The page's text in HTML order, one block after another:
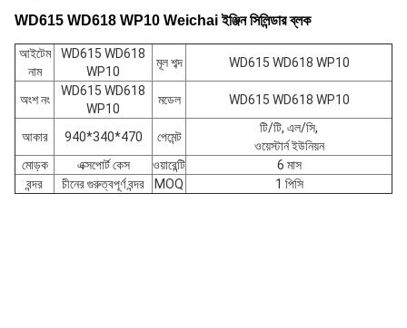
WD615 WD618 WP10 Weichai ইঞ্জিন সিলিন্ডার ব্লক
আইটেম
নাম
WD615 WD618
WP10
মূল শব্দ WD615 WD618 WP10
অংশ নং
WD615 WD618
WP10
মডেল WD615 WD618 WP10
আকার 940*340*470 পেমেন্ট
টি/টি, এল/সি,
ওয়েস্টার্ন ইউনিয়ন
মোড়ক
এক্সপোর্ট কেস ওয়ারেন্টি
6 মাস
বন্দর
চীনের গুরুত্বপূর্ণ বন্দর MOQ 1 পিসি